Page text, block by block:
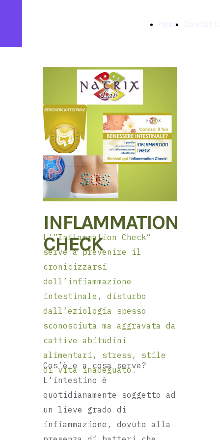
Home
INFLAMMATION
CHECK
L'”Inflammation Check”
serve a prevenire il
cronicizzarsi
dell’infiammazione
intestinale, disturbo
dall’eziologia spesso
sconosciuta ma aggravata da
cattive abitudini
alimentari, stress, stile
di vita inadeguato.
Cos’è e a cosa serve?
L’intestino è
quotidianamente soggetto ad
un lieve grado di
infiammazione, dovuto alla